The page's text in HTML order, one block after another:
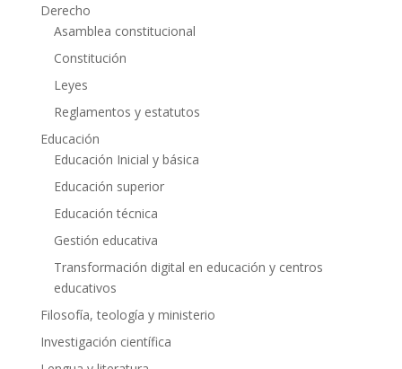
Derecho
Asamblea constitucional
Constitución
Leyes
Reglamentos y estatutos
Educación
Educación Inicial y básica
Educación superior
Educación técnica
Gestión educativa
Transformación digital en educación y centros
educativos
Filosofía, teología y ministerio
Investigación científica